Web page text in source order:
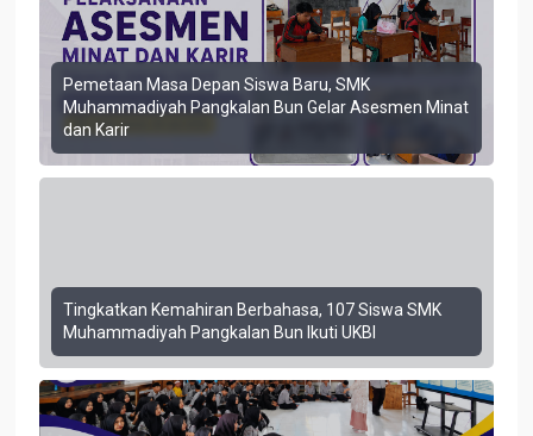
Pemetaan Masa Depan Siswa Baru, SMK
Muhammadiyah Pangkalan Bun Gelar Asesmen Minat
dan Karir
Tingkatkan Kemahiran Berbahasa, 107 Siswa SMK
Muhammadiyah Pangkalan Bun Ikuti UKBI